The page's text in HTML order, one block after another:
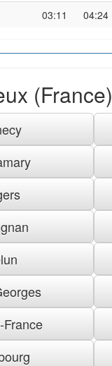
03:11 04:24
(France)